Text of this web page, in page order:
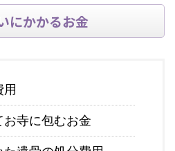
にかかるお金
用
寺に包むお金